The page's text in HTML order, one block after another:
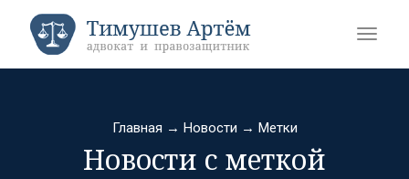
Главная → Новости → Метки
Новости с меткой